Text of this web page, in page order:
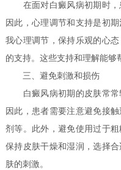
在面对白癜风病初期时，
因此，心理调节和支持是初
我心理调节，保持乐观的心
的支持。这些支持和理解能够
三、避免刺激和损伤
白癜风病初期的皮肤常常
因此，患者需要注意避免接
剂等。此外，避免使用过于
保持皮肤干燥和湿润，选择
肤的刺激。